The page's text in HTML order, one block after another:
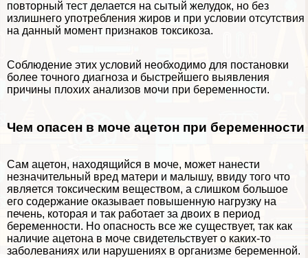
повторный тест делается на сытый желудок, но без
излишнего употрeбления жиров и при условии отсутствия
на данный момент признаков токсикоза.
Соблюдение этих условий необходимо для постановки
более точного диагноза и быстрейшего выявления
причины плохих анализов мочи при беременности.
Чем опасен в моче ацетон при беременности
Сам ацетон, находящийся в моче, может нанести
незначительный вред матери и малышу, ввиду того что
является токсическим веществом, а слишком большое
его содержание оказывает повышенную нагрузку на
печень, которая и так работает за двоих в период
беременности. Но опасность все же существует, так как
наличие ацетона в моче свидетельствует о каких-то
заболеваниях или нарушениях в организме беременной.